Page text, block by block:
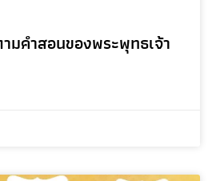
มคำสอนของพระพุทธเจ้า